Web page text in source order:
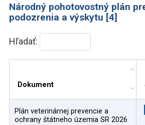
Národný pohotovostný plán
podozrenia a výskytu [4]
Hľadať:
Dokument
Plán veterinárnej prevencie a
ochrany štátneho územia SR 2026